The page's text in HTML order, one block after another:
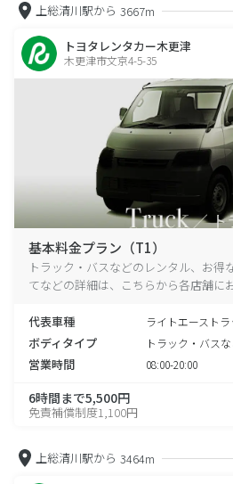
上総清川駅から 3667m
トヨタレンタカー木更津
木更津市文京4-5-35
基本料金プラン（T1）
トラック・バスなどのレンタル、お得
てなどの詳細は、こちらから各店舗に
代表車種 ライトエースト
ボディタイプ トラック・バス
営業時間 08:00-20:00
6時間まで5,500円
免責補償制度1,100円
上総清川駅から 3464m